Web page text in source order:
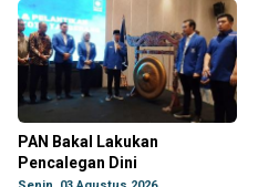
PAN Bakal Lakukan
Pencalegan Dini